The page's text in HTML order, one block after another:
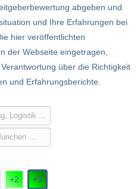
abgeben und
und Ihre Erfahrungen bei
hier veröffentlichten
der Webseite eingetragen,
über die Richtigkeit
und Erfahrungsberichte.
+2 +3